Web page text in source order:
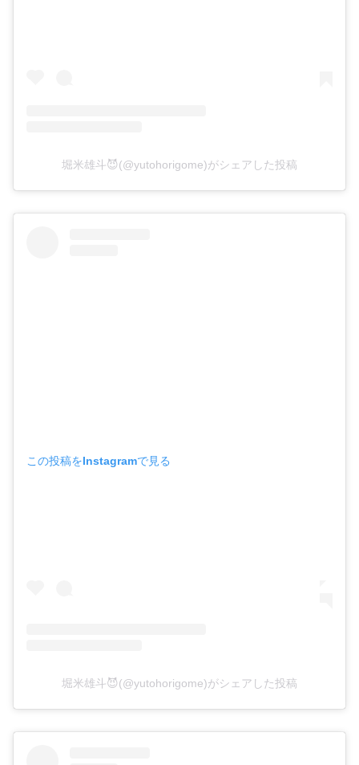
堀米雄斗😈(@yutohorigome)がシェアした投稿
この投稿をInstagramで見る
堀米雄斗😈(@yutohorigome)がシェアした投稿